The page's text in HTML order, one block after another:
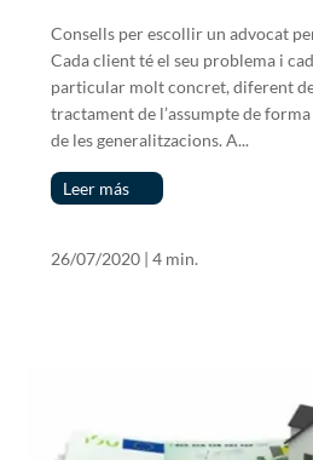
Consells per escollir un advocat
Cada client té el seu problema i
particular molt concret, diferent
tractament de l’assumpte de
de les generalitzacions. A...
Leer más
26/07/2020 |4 min.